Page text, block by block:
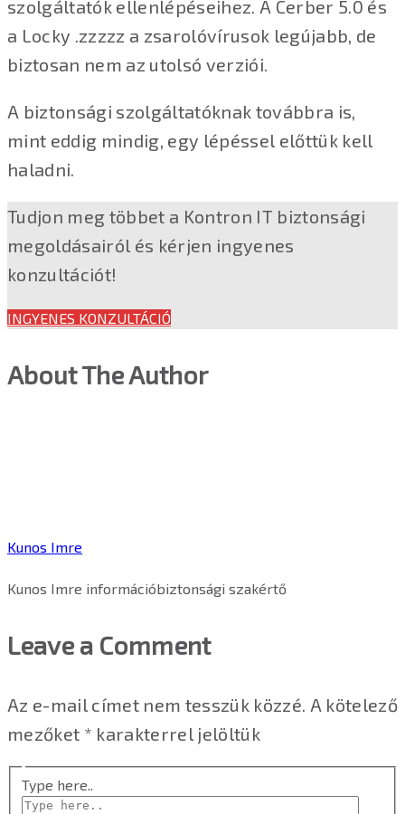
szolgáltatók ellenlépéseihez. A Cerber 5.0 és
a Locky .zzzzz a zsarolóvírusok legújabb, de
biztosan nem az utolsó verziói.
A biztonsági szolgáltatóknak továbbra is,
mint eddig mindig, egy lépéssel előttük kell
haladni.
Tudjon meg többet a Kontron IT biztonsági
megoldásairól és kérjen ingyenes
konzultációt!
INGYENES KONZULTÁCIÓ
About The Author
Kunos Imre
Kunos Imre információbiztonsági szakértő
Leave a Comment
Az e-mail címet nem tesszük közzé. A kötelező
mezőket * karakterrel jelöltük
Type here..